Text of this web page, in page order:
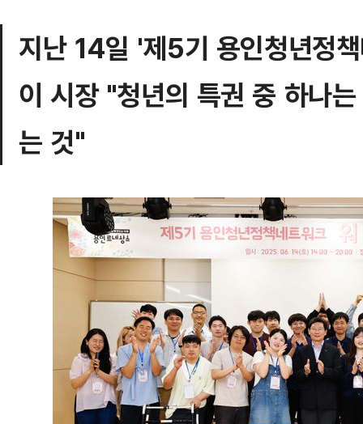
지난 14일 '제5기 용인청년정
이 시장 "청년의 특권 중 하나
는 것"